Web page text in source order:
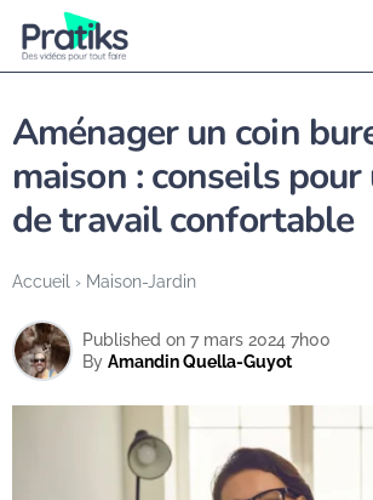
Accueil › Maison-Jardin
Aménager un coin
maison : conseils pour
de travail confortable
By Amandin Quella-Guyot
Published on 7 mars 2024 7h00